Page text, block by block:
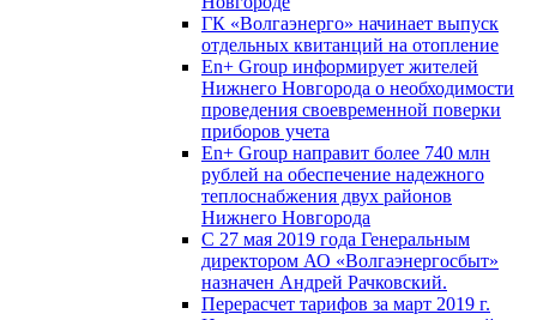
ГК «Волгаэнерго» начинает выпуск
отдельных квитанций на отопление
En+ Group информирует жителей
Нижнего Новгорода о необходимости
проведения своевременной поверки
приборов учета
En+ Group направит более 740 млн
рублей на обеспечение надежного
теплоснабжения двух районов
Нижнего Новгорода
С 27 мая 2019 года Генеральным
директором АО «Волгаэнергосбыт»
назначен Андрей Рачковский.
Перерасчет тарифов за март 2019 г.